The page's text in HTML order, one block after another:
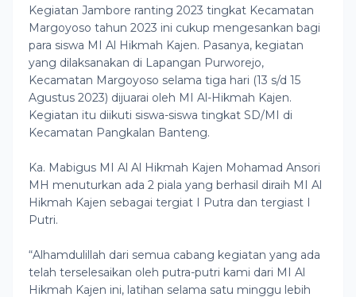
Kegiatan Jambore ranting 2023 tingkat Kecamatan
Margoyoso tahun 2023 ini cukup mengesankan bagi
para siswa MI Al Hikmah Kajen. Pasanya, kegiatan
yang dilaksanakan di Lapangan Purworejo,
Kecamatan Margoyoso selama tiga hari (13 s/d 15
Agustus 2023) dijuarai oleh MI Al-Hikmah Kajen.
Kegiatan itu diikuti siswa-siswa tingkat SD/MI di
Kecamatan Pangkalan Banteng.
Ka. Mabigus MI Al Al Hikmah Kajen Mohamad Ansori
MH menuturkan ada 2 piala yang berhasil diraih MI Al
Hikmah Kajen sebagai tergiat I Putra dan tergiast I
Putri.
“Alhamdulillah dari semua cabang kegiatan yang ada
telah terselesaikan oleh putra-putri kami dari MI Al
Hikmah Kajen ini, latihan selama satu minggu lebih